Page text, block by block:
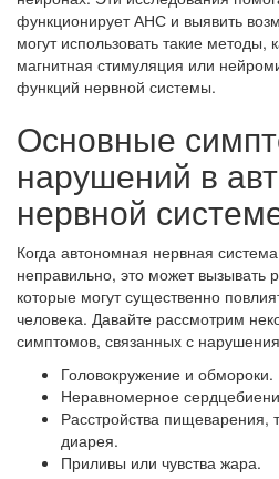
функционирует АНС и выявить
могут использовать такие методы,
магнитная стимуляция или
функций нервной системы.
Основные
нарушений в
нервной
Когда автономная нервная
неправильно, это может вызывать
которые могут существенно
человека. Давайте рассмотрим
симптомов, связанных с
Головокружение и обмороки.
Неравномерное
Расстройства пищеварения,
диарея.
Приливы или чувства жара.